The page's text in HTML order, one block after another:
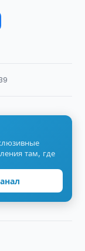
там, где